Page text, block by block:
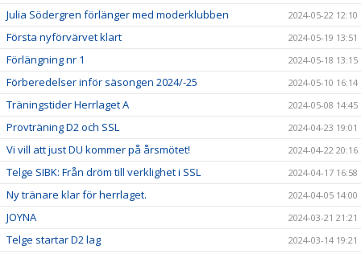
Julia Södergren förlänger med moderklubben 2024-05-22 12:10
Första nyförvärvet klart 2024-05-19 13:51
Förlängning nr 1 2024-05-18 13:15
Förberedelser inför säsongen 2024/-25 2024-05-10 16:14
Träningstider Herrlaget A 2024-05-08 14:45
Provträning D2 och SSL 2024-04-23 19:01
Vi vill att just DU kommer på årsmötet! 2024-04-22 20:16
Telge SIBK: Från dröm till verklighet i SSL 2024-04-17 16:58
Ny tränare klar för herrlaget. 2024-04-05 14:00
JOYNA 2024-03-21 21:21
Telge startar D2 lag 2024-03-14 19:21